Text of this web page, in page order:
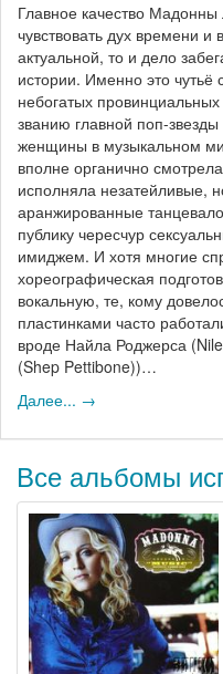
Главное качество
чувствовать дух времени
актуальной, то и дело
истории. Именно это
небогатых
званию главной поп-
женщины в музыкальном
вполне органично
исполняла незатейливые,
аранжированные
публику чересчур
имиджем. И хотя многие
хореографическая
вокальную, те, кому
пластинками часто
вроде Найла Роджерса
(Shep Pettibone))…
Далее... →
Все альбомы